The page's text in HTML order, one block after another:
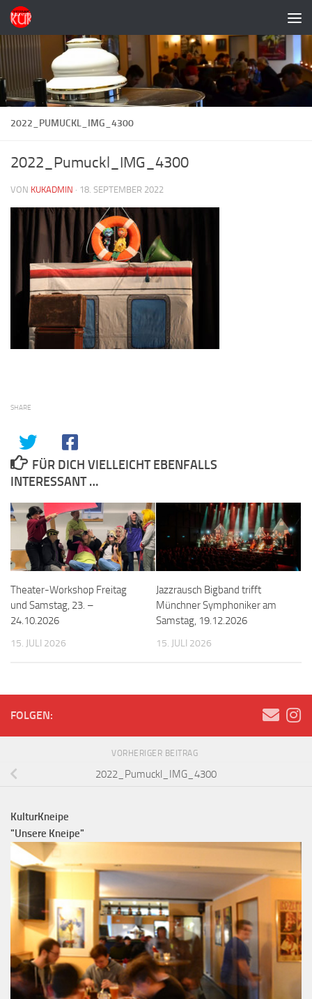
Zum Inhalt springen
2022_PUMUCKL_IMG_4300
2022_Pumuckl_IMG_4300
VON KUKADMIN · 18. SEPTEMBER 2022
SHARE
FÜR DICH VIELLEICHT EBENFALLS
INTERESSANT …
Theater-Workshop Freitag
und Samstag, 23. –
24.10.2026
15. JULI 2026
Jazzrausch Bigband trifft
Münchner Symphoniker am
Samstag, 19.12.2026
15. JULI 2026
FOLGEN:
VORHERIGER BEITRAG
2022_Pumuckl_IMG_4300
KulturKneipe
"Unsere Kneipe"